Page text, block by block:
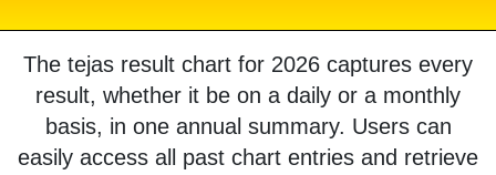
The tejas result chart for 2026 captures every
result, whether it be on a daily or a monthly
basis, in one annual summary. Users can
easily access all past chart entries and retrieve